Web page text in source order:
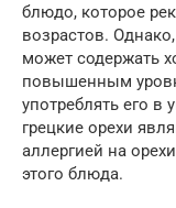
блюдо, которое
возрастов.
может содержать
повышенным
употреблять его в
грецкие орехи
аллергией на
этого блюда.